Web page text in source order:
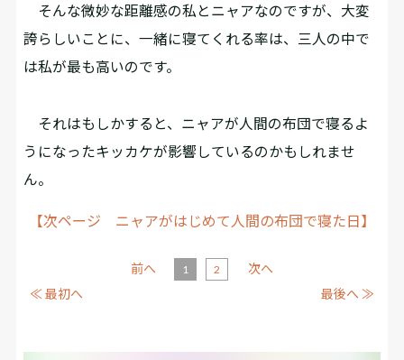
そんな微妙な距離感の私とニャアなのですが、大変
誇らしいことに、一緒に寝てくれる率は、三人の中で
は私が最も高いのです。
それはもしかすると、ニャアが人間の布団で寝るよ
うになったキッカケが影響しているのかもしれませ
ん。
【次ページ ニャアがはじめて人間の布団で寝た日】
≪ 最初へ
前へ 1 2
次へ
最後へ ≫